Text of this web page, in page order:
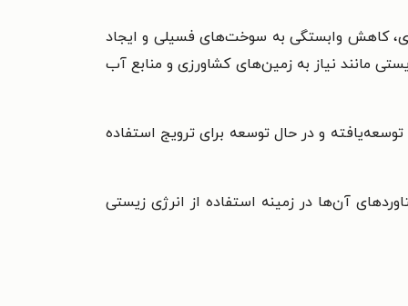
کاهش وابستگی به سوخت‌های فسیلی و ایجاد
مانند نیاز به زمین‌های کشاورزی و منابع آب
و در حال توسعه برای ترویج استفاده
آن‌ها در زمینه استفاده از انرژی زیستی